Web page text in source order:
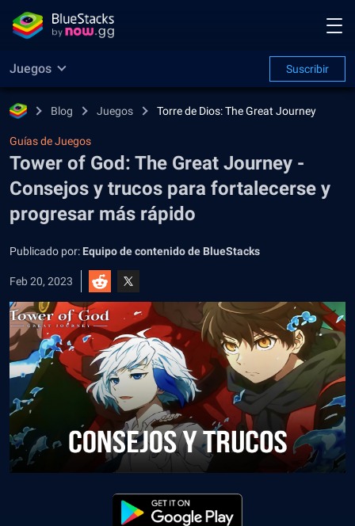
Juegos Suscribir
Blog Juegos Torre de Dios: The Great Journey
Guías de Juegos
Tower of God: The Great Journey -
Consejos y trucos para fortalecerse y
progresar más rápido
Publicado por: Equipo de contenido de BlueStacks
Feb 20, 2023